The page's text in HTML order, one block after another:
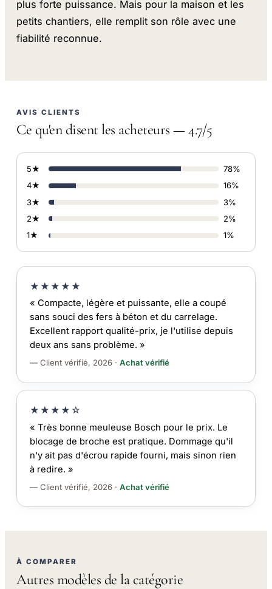
plus forte puissance. Mais pour la maison et les
petits chantiers, elle remplit son rôle avec une
fiabilité reconnue.
AVIS CLIENTS
Ce qu'en disent les acheteurs — 4.7/5
5★
78%
4★
16%
3★
3%
2★
2%
1★
1%
★★★★★
« Compacte, légère et puissante, elle a coupé
sans souci des fers à béton et du carrelage.
Excellent rapport qualité-prix, je l'utilise depuis
deux ans sans problème. »
— Client vérifié, 2026 · Achat vérifié
★★★★☆
« Très bonne meuleuse Bosch pour le prix. Le
blocage de broche est pratique. Dommage qu'il
n'y ait pas d'écrou rapide fourni, mais sinon rien
à redire. »
— Client vérifié, 2026 · Achat vérifié
À COMPARER
Autres modèles de la catégorie